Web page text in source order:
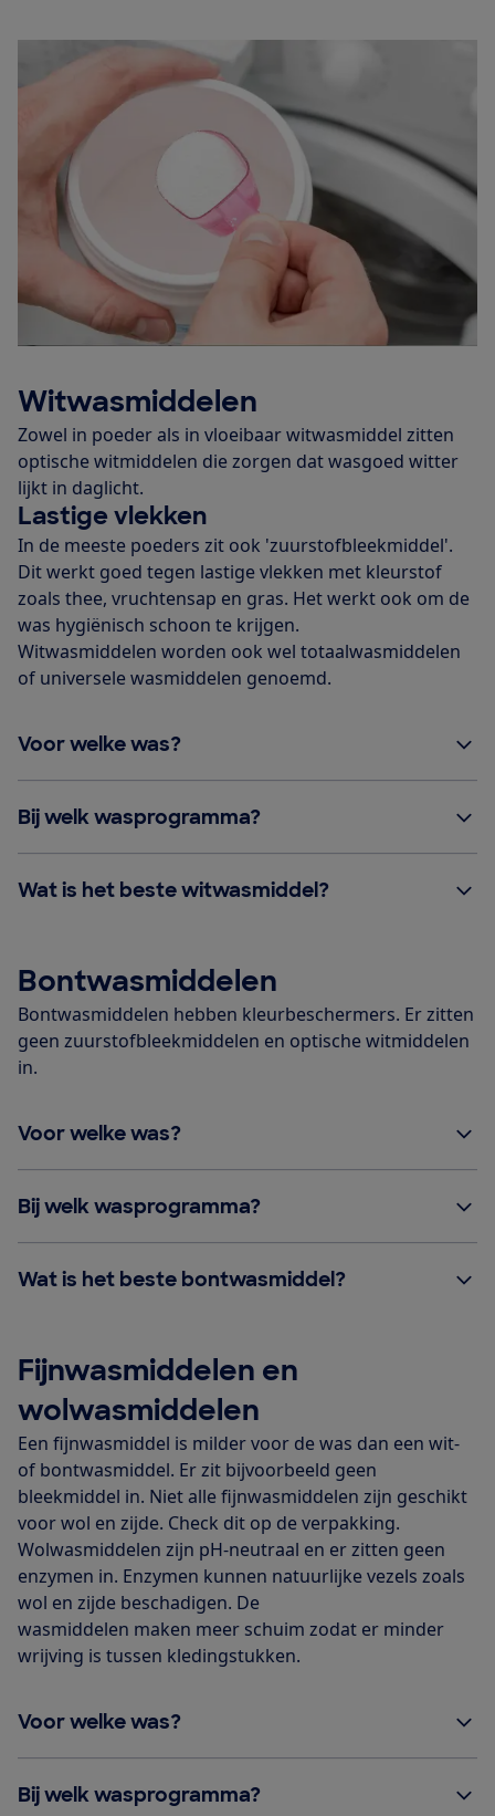
Witwasmiddelen
Zowel in poeder als in vloeibaar witwasmiddel zitten
optische witmiddelen die zorgen dat wasgoed witter
lijkt in daglicht.
Lastige vlekken
In de meeste poeders zit ook 'zuurstofbleekmiddel'.
Dit werkt goed tegen lastige vlekken met kleurstof
zoals thee, vruchtensap en gras. Het werkt ook om de
was hygiënisch schoon te krijgen.
Witwasmiddelen worden ook wel totaalwasmiddelen
of universele wasmiddelen genoemd.
Voor welke was?
Bij welk wasprogramma?
Wat is het beste witwasmiddel?
Bontwasmiddelen
Bontwasmiddelen hebben kleurbeschermers. Er zitten
geen zuurstofbleekmiddelen en optische witmiddelen
in.
Voor welke was?
Bij welk wasprogramma?
Wat is het beste bontwasmiddel?
Fijnwasmiddelen en
wolwasmiddelen
Een fijnwasmiddel is milder voor de was dan een wit-
of bontwasmiddel. Er zit bijvoorbeeld geen
bleekmiddel in. Niet alle fijnwasmiddelen zijn geschikt
voor wol en zijde. Check dit op de verpakking.
Wolwasmiddelen zijn pH-neutraal en er zitten geen
enzymen in. Enzymen kunnen natuurlijke vezels zoals
wol en zijde beschadigen. De
wasmiddelen maken meer schuim zodat er minder
wrijving is tussen kledingstukken.
Voor welke was?
Bij welk wasprogramma?